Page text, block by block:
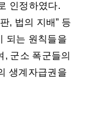
인정하였다.
, 법의 지배” 등
되는 원칙들을
, 군소 폭군들의
생계자급권을